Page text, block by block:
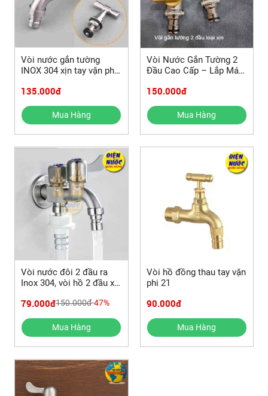
Vòi nước gắn tường
INOX 304 xịn tay vặn phi
ống nước
135.000đ
Mua Hàng
Vòi Nước Gắn Tường 2
Đầu Cao Cấp – Lắp Máy
150.000đ
Mua Hàng
Vòi nước đôi 2 đầu ra
Inox 304, vòi hồ 2 đầu xả
79.000đ150.000đ-47%
Mua Hàng
Vòi hồ đồng thau tay vặn
phi 21
90.000đ
Mua Hàng